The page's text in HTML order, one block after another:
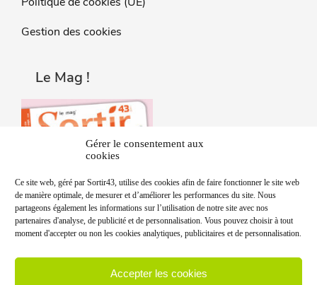
Gérer le consentement aux
cookies
Ce site web, géré par Sortir43, utilise des cookies afin de faire fonctionner le site web
de manière optimale, de mesurer et d’améliorer les performances du site. Nous
partageons également les informations sur l’utilisation de notre site avec nos
partenaires d'analyse, de publicité et de personnalisation. Vous pouvez choisir à tout
moment d'accepter ou non les cookies analytiques, publicitaires et de personnalisation.
Accepter les cookies
Gestion des cookies
Le Mag !